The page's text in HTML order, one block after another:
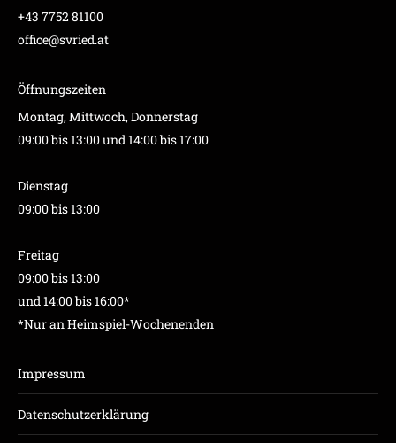
+43 7752 81100
office@svried.at
Öffnungszeiten
Montag, Mittwoch, Donnerstag
09:00 bis 13:00 und 14:00 bis 17:00
Dienstag
09:00 bis 13:00
Freitag
09:00 bis 13:00
und 14:00 bis 16:00*
*Nur an Heimspiel-Wochenenden
Impressum
Datenschutzerklärung